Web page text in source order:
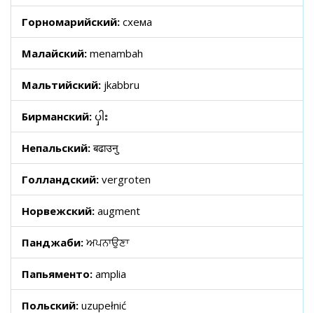
Горномарийский: схема
Малайский: menambah
Мальтийский: jkabbru
Бирманский: ပှါး
Непальский:बढाउनु
Голландский: vergroten
Норвежский: augment
Панджаби: ਅਪਨਾਉਣਾ
Папьяменто: amplia
Польский: uzupełnić